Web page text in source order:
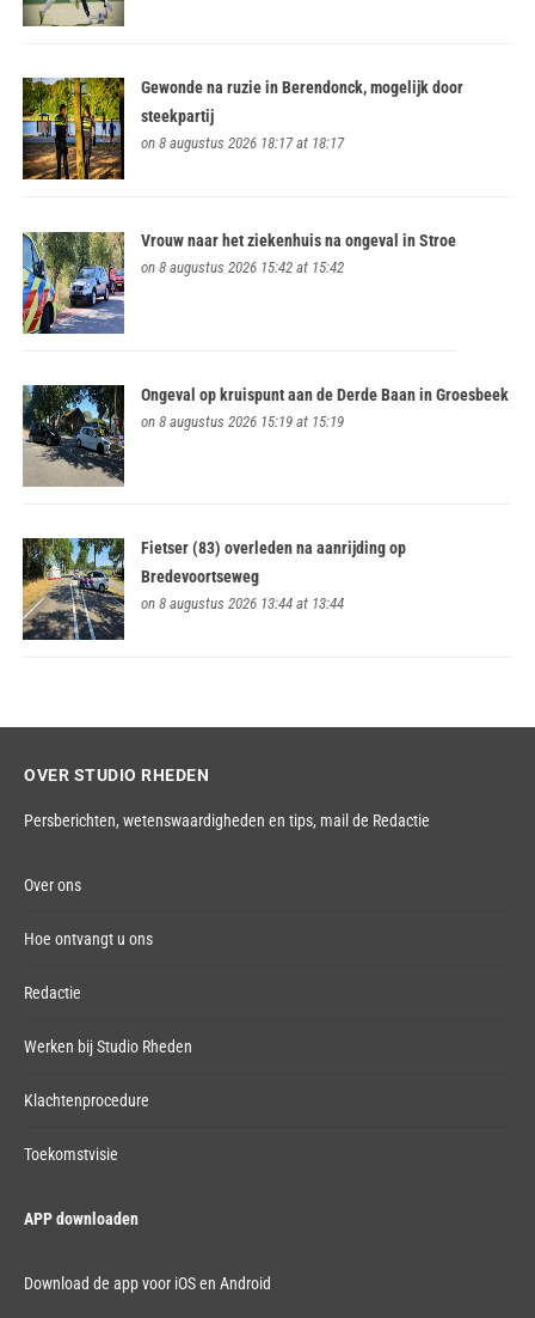
Gewonde na ruzie in Berendonck, mogelijk door
steekpartij
on 8 augustus 2026 18:17 at 18:17
Vrouw naar het ziekenhuis na ongeval in Stroe
on 8 augustus 2026 15:42 at 15:42
Ongeval op kruispunt aan de Derde Baan in Groesbeek
on 8 augustus 2026 15:19 at 15:19
Fietser (83) overleden na aanrijding op
Bredevoortseweg
on 8 augustus 2026 13:44 at 13:44
OVER STUDIO RHEDEN
Persberichten, wetenswaardigheden en tips, mail de Redactie
Over ons
Hoe ontvangt u ons
Redactie
Werken bij Studio Rheden
Klachtenprocedure
Toekomstvisie
APP downloaden
Download de app voor iOS en Android